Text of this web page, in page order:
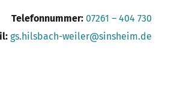
Telefonnummer: 07261 – 404 730
gs.hilsbach-weiler@sinsheim.de